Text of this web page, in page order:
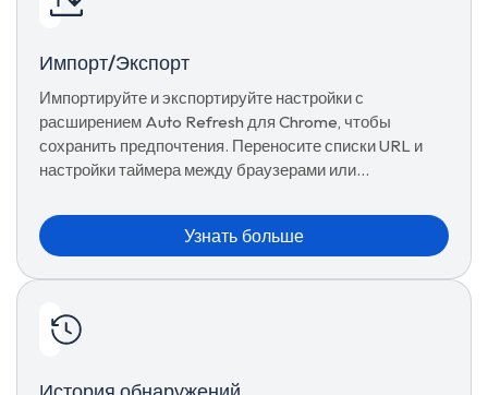
Импорт/Экспорт
Импортируйте и экспортируйте настройки с
расширением Auto Refresh для Chrome, чтобы
сохранить предпочтения. Переносите списки URL и
настройки таймера между браузерами или
Узнать больше